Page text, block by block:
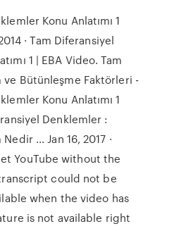
Konu Anlatımı 1
· Tam Diferansiyel
1 | EBA Video. Tam
ve Bütünleşme Faktörleri -
Konu Anlatımı 1
Denklemler :
... Jan 16, 2017 ·
YouTube without the
could not be
when the video has
is not available right